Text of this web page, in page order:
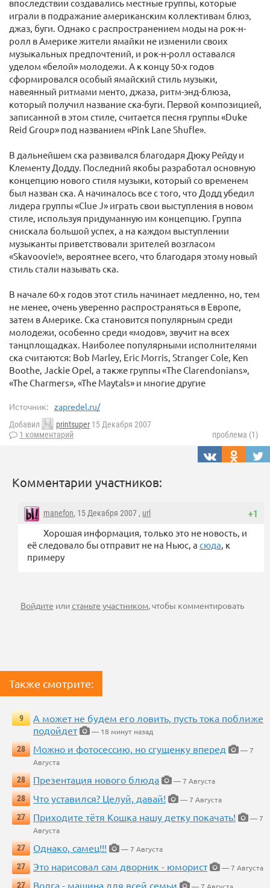
впоследствии создавались местные группы, которые
играли в подражание американским коллективам блюз,
джаз, буги. Однако с распространением моды на рок-н-
ролл в Америке жители ямайки не изменили своих
музыкальных предпочтений, и рок-н-ролл оставался
уделом «белой» молодежи. А к концу 50-х годов
сформировался особый ямайский стиль музыки,
навеянный ритмами менто, джаза, ритм-энд-блюза,
который получил название ска-буги. Первой композицией,
записанной в этом стиле, считается песня группы «Duke
Reid Group» под названием «Pink Lane Shufle».
В дальнейшем ска развивался благодаря Дюку Рейду и
Клементу Додду. Последний якобы разработал основную
концепцию нового стиля музыки, который со временем
был назван ска. А начиналось все с того, что Додд убедил
лидера группы «Clue J» играть свои выступления в новом
стиле, используя придуманную им концепцию. Группа
снискала большой успех, а на каждом выступлении
музыканты приветствовали зрителей возгласом
«Skavoovie!», вероятнее всего, что благодаря этому новый
стиль стали называть ска.
В начале 60-х годов этот стиль начинает медленно, но, тем
не менее, очень уверенно распространяться в Европе,
затем в Америке. Ска становится популярным среди
молодежи, особенно среди «модов», звучит на всех
танцплощадках. Наиболее популярными исполнителями
ска считаются: Bob Marley, Eric Morris, Stranger Cole, Ken
Boothe, Jackie Opel, а также группы «The Clarendonians»,
«The Charmers», «The Maytals» и многие другие
Источник: zapredel.ru/
Добавил printsuper 15 Декабря 2007
1 комментарий
проблема (1)
Комментарии участников:
+1
manefon, 15 Декабря 2007 , url
Хорошая информация, только это не новость, и
её следовало бы отправит не на Ньюс, а сюда, к
примеру
Войдите илистаньте участником, чтобы комментировать
Также смотрите:
9
А может не будем его ловить, пусть тока поближе
подойдет
— 18 минут назад
28
Можно и фотосессию, но сгущенку вперед
— 7
Августа
28
Презентация нового блюда
— 7 Августа
28
Что уставился? Целуй, давай!
— 7 Августа
27
Приходите тётя Кошка нашу детку покачать!
— 7
Августа
27
Однако, самец!!!
— 7 Августа
27
Это нарисовал сам дворник - юморист
— 7 Августа
27
Волга - машина для всей семьи